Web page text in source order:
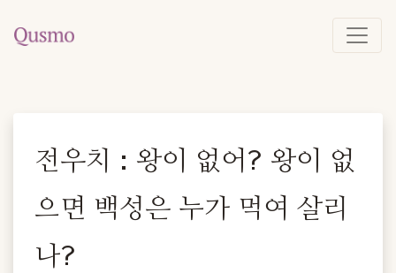
전우치 : 왕이 없어? 왕이 없
으면 백성은 누가 먹여 살리
나?